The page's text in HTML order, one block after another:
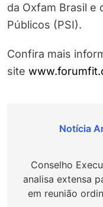
da Oxfam Brasil e
Públicos (PSI).
Confira mais
site
Navegação
Post
Conselho
analisa extensa
em reunião